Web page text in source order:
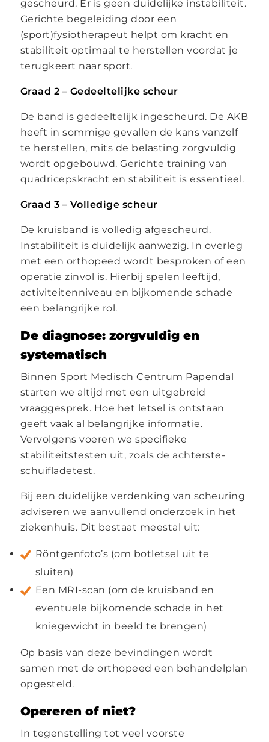
gescheurd. Er is geen duidelijke instabiliteit.
Gerichte begeleiding door een
(sport)fysiotherapeut helpt om kracht en
stabiliteit optimaal te herstellen voordat je
terugkeert naar sport.
Graad 2 – Gedeeltelijke scheur
De band is gedeeltelijk ingescheurd. De AKB
heeft in sommige gevallen de kans vanzelf
te herstellen, mits de belasting zorgvuldig
wordt opgebouwd. Gerichte training van
quadricepskracht en stabiliteit is essentieel.
Graad 3 – Volledige scheur
De kruisband is volledig afgescheurd.
Instabiliteit is duidelijk aanwezig. In overleg
met een orthopeed wordt besproken of een
operatie zinvol is. Hierbij spelen leeftijd,
activiteitenniveau en bijkomende schade
een belangrijke rol.
De diagnose: zorgvuldig en
systematisch
Binnen Sport Medisch Centrum Papendal
starten we altijd met een uitgebreid
vraaggesprek. Hoe het letsel is ontstaan
geeft vaak al belangrijke informatie.
Vervolgens voeren we specifieke
stabiliteitstesten uit, zoals de achterste-
schuifladetest.
Bij een duidelijke verdenking van scheuring
adviseren we aanvullend onderzoek in het
ziekenhuis. Dit bestaat meestal uit:
Röntgenfoto’s (om botletsel uit te
sluiten)
Een MRI-scan (om de kruisband en
eventuele bijkomende schade in het
kniegewicht in beeld te brengen)
Op basis van deze bevindingen wordt
samen met de orthopeed een behandelplan
opgesteld.
Opereren of niet?
In tegenstelling tot veel voorste